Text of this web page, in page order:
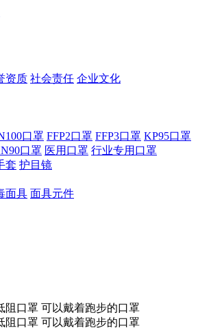
资质 社会责任 企业文化
口罩 FFP2口罩 FFP3口罩 KP95口罩
口罩 医用口罩 行业专用口罩
套 护目镜
面具 面具元件